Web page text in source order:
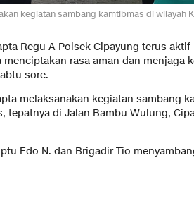
kegiatan sambang kamtibmas di wilayah
Regu A Polsek Cipayung terus aktif
rasa aman dan menjaga
sore.
melaksanakan kegiatan sambang
tepatnya di Jalan Bambu Wulung,
Edo N. dan Brigadir Tio